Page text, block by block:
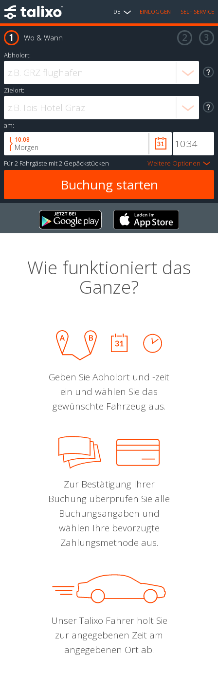
DE EINLOGGEN SELF SERVICE
Wo & Wann
Abholort:
Zielort:
am:
10.08
Morgen
Für2 Fahrgäste mit2 Gepäckstücken Weitere Optionen
Wie funktioniert das
Ganze?
Geben Sie Abholort und -zeit
ein und wählen Sie das
gewünschte Fahrzeug aus.
Zur Bestätigung Ihrer
Buchung überprüfen Sie alle
Buchungsangaben und
wählen Ihre bevorzugte
Zahlungsmethode aus.
Unser Talixo Fahrer holt Sie
zur angegebenen Zeit am
angegebenen Ort ab.